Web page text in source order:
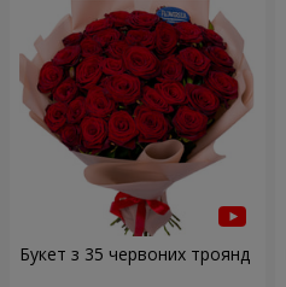
Букет з 35 червоних троянд